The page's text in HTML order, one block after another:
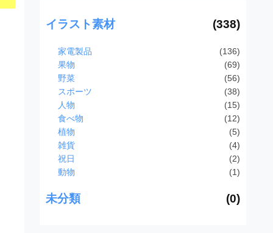
イラスト素材 (338)
家電製品
(136)
果物
(69)
野菜
(56)
スポーツ
(38)
人物
(15)
食べ物
(12)
植物
(5)
雑貨
(4)
祝日
(2)
動物
(1)
未分類 (0)